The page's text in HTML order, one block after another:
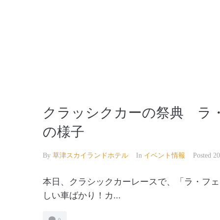
クラッシクカーの祭典 ラ
の様子
By 草津スカイランドホテル In イベント情報 Posted
本日、クラシックカーレースで、「ラ・フ
しい車ばかり！カ...